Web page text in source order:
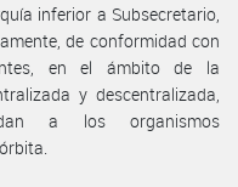
inferior a Subsecretario,
de conformidad con
en el ámbito de la
y descentralizada,
a los organismos